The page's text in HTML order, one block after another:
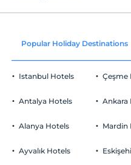
Common
Parking
Free
Check/in
Check/out
Before 12:00
Pets
Smoking
Infants up to the age of 2
Popular Holiday Destinations
Istanbul Hotels
Antalya Hotels
Alanya Hotels
Ayvalık Hotels
Çeşme
Ankara
Mardin